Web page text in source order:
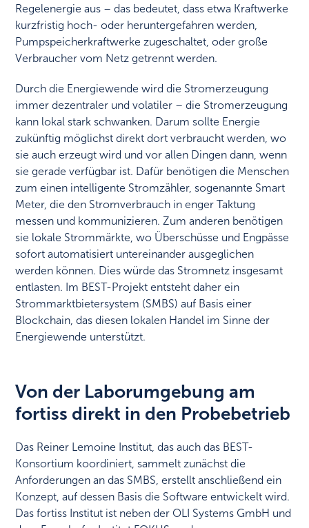
Regelenergie aus – das bedeutet, dass etwa Kraftwerke
kurzfristig hoch- oder heruntergefahren werden,
Pumpspeicherkraftwerke zugeschaltet, oder große
Verbraucher vom Netz getrennt werden.
Durch die Energiewende wird die Stromerzeugung
immer dezentraler und volatiler – die Stromerzeugung
kann lokal stark schwanken. Darum sollte Energie
zukünftig möglichst direkt dort verbraucht werden, wo
sie auch erzeugt wird und vor allen Dingen dann, wenn
sie gerade verfügbar ist. Dafür benötigen die Menschen
zum einen intelligente Stromzähler, sogenannte Smart
Meter, die den Stromverbrauch in enger Taktung
messen und kommunizieren. Zum anderen benötigen
sie lokale Strommärkte, wo Überschüsse und Engpässe
sofort automatisiert untereinander ausgeglichen
werden können. Dies würde das Stromnetz insgesamt
entlasten. Im BEST-Projekt entsteht daher ein
Strommarktbietersystem (SMBS) auf Basis einer
Blockchain, das diesen lokalen Handel im Sinne der
Energiewende unterstützt.
Von der Laborumgebung am
fortiss direkt in den Probebetrieb
Das Reiner Lemoine Institut, das auch das BEST-
Konsortium koordiniert, sammelt zunächst die
Anforderungen an das SMBS, erstellt anschließend ein
Konzept, auf dessen Basis die Software entwickelt wird.
Das fortiss Institut ist neben der OLI Systems GmbH und